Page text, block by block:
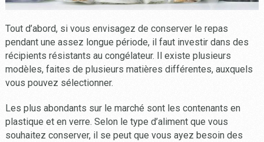
Tout d’abord, si vous envisagez de conserver le repas
pendant une assez longue période, il faut investir dans des
récipients résistants au congélateur. Il existe plusieurs
modèles, faites de plusieurs matières différentes, auxquels
vous pouvez sélectionner.
Les plus abondants sur le marché sont les contenants en
plastique et en verre. Selon le type d’aliment que vous
souhaitez conserver, il se peut que vous ayez besoin des